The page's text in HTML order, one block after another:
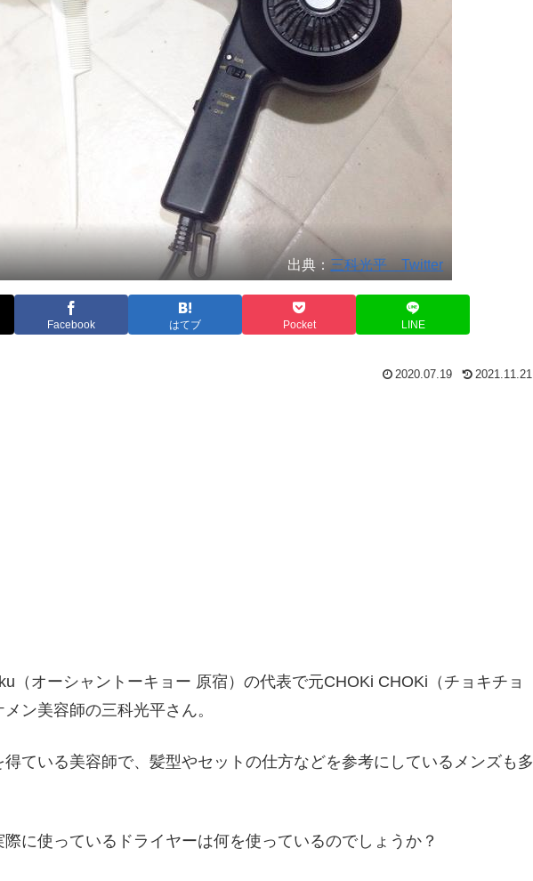
出典： 三科光平 Twitter
Facebook はてブ Pocket LINE
2020.07.19 2021.11.21
（オーシャントーキョー 原宿）の代表で元CHOKi CHOKi（チョキチョ
ン美容師の三科光平さん。
得ている美容師で、髪型やセットの仕方などを参考にしているメンズも多
に使っているドライヤーは何を使っているのでしょうか？